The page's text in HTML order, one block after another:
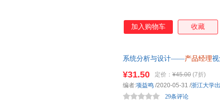
加入购物车 收藏
系统分析与设计——产品经理
¥31.50 定价： ¥45.00 (7折)
29条评论
编者:项益鸣 /2020-05-31 /浙江大学